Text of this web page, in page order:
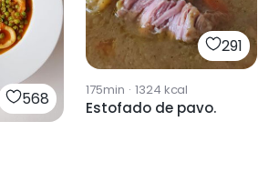
568
291
175min · 1324 kcal
Estofado de pavo.